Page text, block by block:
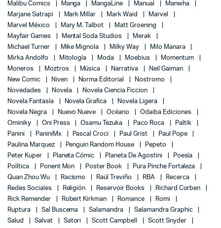
Malibu Comics
Manga MangaLine Manual
Manwha
Marjane Satrapi
Mark Millar Mark Waid
Marvel
Marvel México
Mary M. Talbot
Matt Groening
Mayfair Games
Mental Soda Studios
Merak
Michael Turner
Mike Mignola Milky Way
Milo Manara
Mirka Andolfo
Mitología Moda Moebius
Momentum
Moneros
Moztros Música Narrativa
Neil Gaiman
New Comic
Niven Norma Editorial
Nostromo
Novedades
Novela
Novela Ciencia Ficcion
Novela Fantasía
Novela Grafica
Novela Ligera
Novela Negra
Nuevo Nueve Océano
Odaiba Ediciones
Ominiky
Oni Press Osamu Tezuka Paco Roca
Paltik
Panini
PaniniMx Pascal Croci Paul Grist
Paul Pope
Paulina Marquez
Penguin Random House
Pepeto
Peter Kuper
Planeta Cómic Planeta De Agostini
Poesía
Política
Ponent Mon Poster Book
Pura Pinche Fortaleza
Quan Zhou Wu
Racismo Raúl Treviño RBA
Recerca
Redes Sociales
Religión Reservoir Books
Richard Corben
Rick Remender
Robert Kirkman Romance
Romi
Ruptura
Sal Buscema Salamandra
Salamandra Graphic
Salud
Salvat Satori Scott Campbell
Scott Snyder